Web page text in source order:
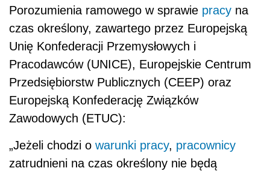
Porozumienia ramowego w sprawie pracy na
czas określony, zawartego przez Europejską
Unię Konfederacji Przemysłowych i
Pracodawców (UNICE), Europejskie Centrum
Przedsiębiorstw Publicznych (CEEP) oraz
Europejską Konfederację Związków
Zawodowych (ETUC):
„Jeżeli chodzi o warunki pracy, pracownicy
zatrudnieni na czas określony nie będą